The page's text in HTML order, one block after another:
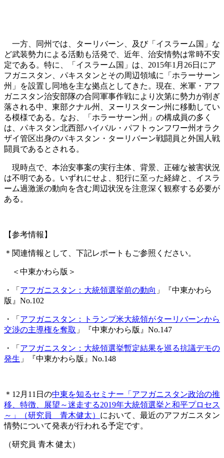
一方、同州では、ターリバーン、及び「イスラーム国」な
ど武装勢力による活動も活発で、近年、治安情勢は常時不安
定である。特に、「イスラーム国」は、2015年1月26日にア
フガニスタン、パキスタンとその周辺領域に「ホラーサーン
州」を設置し同地を主な拠点としてきた。現在、米軍・アフ
ガニスタン治安部隊の合同軍事作戦により次第に勢力が削ぎ
落される中、東部クナル州、ヌーリスターン州に移動してい
る模様である。なお、「ホラーサーン州」の構成員の多く
は、パキスタン北西部ハイバル・パフトゥンフワー州オラク
ザイ管区出身のパキスタン・ターリバーン戦闘員と外国人戦
闘員であるとされる。
現時点で、本治安事案の実行主体、背景、正確な被害状況
は不明である。いずれにせよ、犯行に至った経緯と、イスラ
ーム過激派の動向を含む周辺状況を注意深く観察する必要が
ある。
【参考情報】
＊関連情報として、下記レポートもご参照ください。
＜中東かわら版＞
・「 アフガニスタン：大統領選挙前の動向 」『中東かわら
版』No.102
・「 アフガニスタン：トランプ米大統領がターリバーンから
交渉の主導権を奪取 」『中東かわら版』No.147
・「 アフガニスタン：大統領選挙暫定結果を巡る抗議デモの
発生 」『中東かわら版』No.148
＊12月11日の中東を知るセミナー「アフガニスタン政治の推
移、特徴、展望～迷走する2019年大統領選挙と和平プロセス
～」（研究員 青木健太） において、最近のアフガニスタン
情勢について発表が行われる予定です。
（研究員 青木 健太）